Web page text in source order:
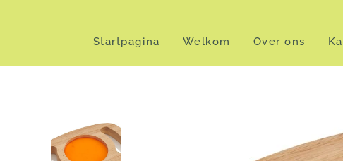
Startpagina Welkom Over ons